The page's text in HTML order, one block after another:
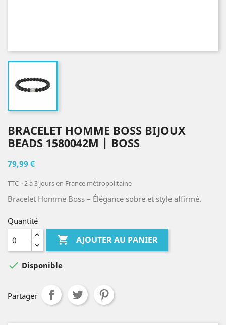
BRACELET HOMME BOSS BIJOUX
BEADS 1580042M | BOSS
79,99 €
TTC 2 à 3 jours en France métropolitaine
Bracelet Homme Boss – Élégance sobre et style affirmé.
Quantité
 AJOUTER AU PANIER
 Disponible
Partager